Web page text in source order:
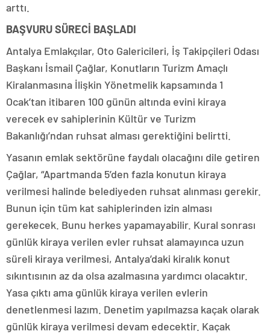
arttı.
BAŞVURU SÜRECİ BAŞLADI
Antalya Emlakçılar, Oto Galericileri, İş Takipçileri Odası
Başkanı İsmail Çağlar, Konutların Turizm Amaçlı
Kiralanmasına İlişkin Yönetmelik kapsamında 1
Ocak’tan itibaren 100 günün altında evini kiraya
verecek ev sahiplerinin Kültür ve Turizm
Bakanlığı’ndan ruhsat alması gerektiğini belirtti.
Yasanın emlak sektörüne faydalı olacağını dile getiren
Çağlar, “Apartmanda 5’den fazla konutun kiraya
verilmesi halinde belediyeden ruhsat alınması gerekir.
Bunun için tüm kat sahiplerinden izin alması
gerekecek. Bunu herkes yapamayabilir. Kural sonrası
günlük kiraya verilen evler ruhsat alamayınca uzun
süreli kiraya verilmesi, Antalya’daki kiralık konut
sıkıntısının az da olsa azalmasına yardımcı olacaktır.
Yasa çıktı ama günlük kiraya verilen evlerin
denetlenmesi lazım. Denetim yapılmazsa kaçak olarak
günlük kiraya verilmesi devam edecektir. Kaçak